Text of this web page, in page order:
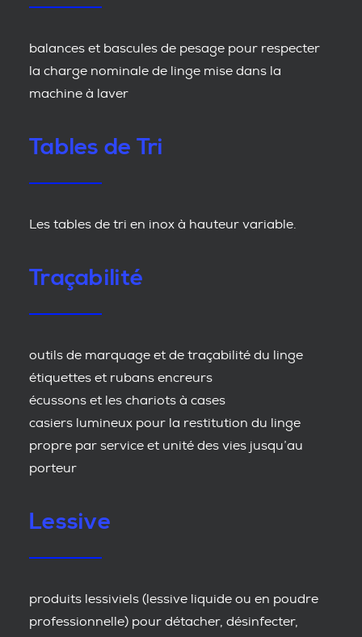
balances et bascules de pesage pour respecter
la charge nominale de linge mise dans la
machine à laver
Tables de Tri
Les tables de tri en inox à hauteur variable.
Traçabilité
outils de marquage et de traçabilité du linge
étiquettes et rubans encreurs
écussons et les chariots à cases
casiers lumineux pour la restitution du linge
propre par service et unité des vies jusqu’au
porteur
Lessive
produits lessiviels (lessive liquide ou en poudre
professionnelle) pour détacher, désinfecter,